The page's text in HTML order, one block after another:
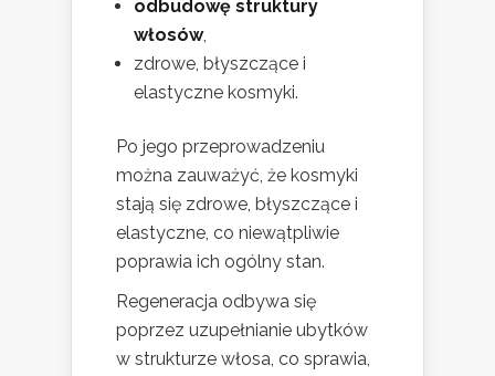
odbudowę struktury
włosów,
zdrowe, błyszczące i
elastyczne kosmyki.
Po jego przeprowadzeniu
można zauważyć, że kosmyki
stają się zdrowe, błyszczące i
elastyczne, co niewątpliwie
poprawia ich ogólny stan.
Regeneracja odbywa się
poprzez uzupełnianie ubytków
w strukturze włosa, co sprawia,